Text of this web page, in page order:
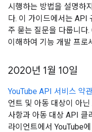
시행하는 방법을 설명하
다. 이 가이드에서는 API
주 묻는 질문을 다룹니다
이해하여 기능 개발 프로
2020년 1월 10일
YouTube API 서비스 약관
언트 및 아동 대상이 아
사항과 아동 대상 API 클
라이언트에서 YouTube